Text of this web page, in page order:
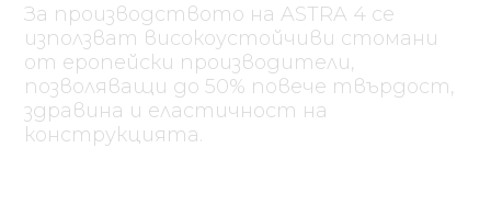
За производството на ASTRA 4 се
използват високоустойчиви стомани
от еропейски производители,
позволяващи до 50% повече твърдост,
здравина и еластичност на
конструкцията.